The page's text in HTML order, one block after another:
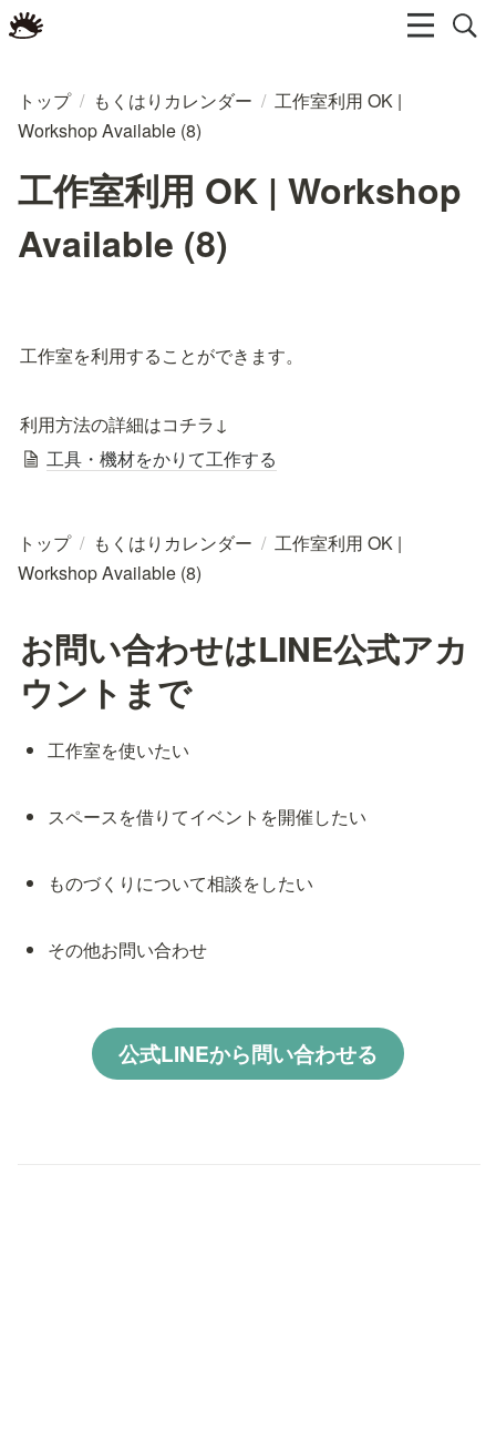
トップ / もくはりカレンダー / 工作室利用 OK |
Workshop Available (8)
工作室利用 OK | Workshop
Available (8)
工作室を利用することができます。
利用方法の詳細はコチラ↓
工具・機材をかりて工作する
トップ / もくはりカレンダー / 工作室利用 OK |
Workshop Available (8)
お問い合わせはLINE公式アカ
ウントまで
工作室を使いたい
スペースを借りてイベントを開催したい
ものづくりについて相談をしたい
その他お問い合わせ
公式LINEから問い合わせる